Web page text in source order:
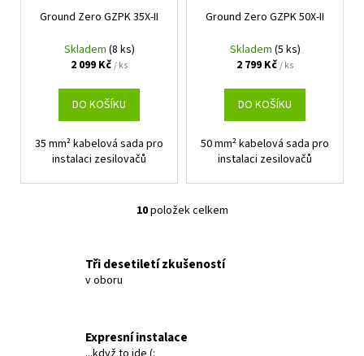
Ground Zero GZPK 35X-II
Skladem (8 ks)
2 099 Kč/ ks
DO KOŠÍKU
35 mm² kabelová sada pro
instalaci zesilovačů
Ground Zero GZPK 50X-II
Skladem (5 ks)
2 799 Kč/ ks
DO KOŠÍKU
50 mm² kabelová sada pro
instalaci zesilovačů
O
l
á
í
10položek celkem
Tři desetiletí zkušeností
v oboru
Expresní instalace